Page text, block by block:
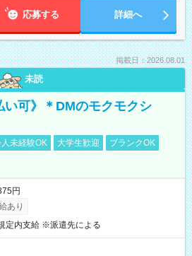
応募する 詳細へ
掲載日：2026.08.01
未読
い可》＊DMのモクモクシ
未経験OK 大学生歓迎
ブランクOK
円
あり
定内支給 ※派遣先による